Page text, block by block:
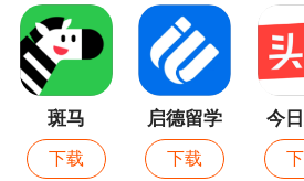
2、通过这款软件每个用户
递单号进行查询，并且细致到
户整合寄快递、收快递、查快
常的方便，并且包裹动态也是
3、支持全国上100家物流
斑马
下载
启德留学
下载
今